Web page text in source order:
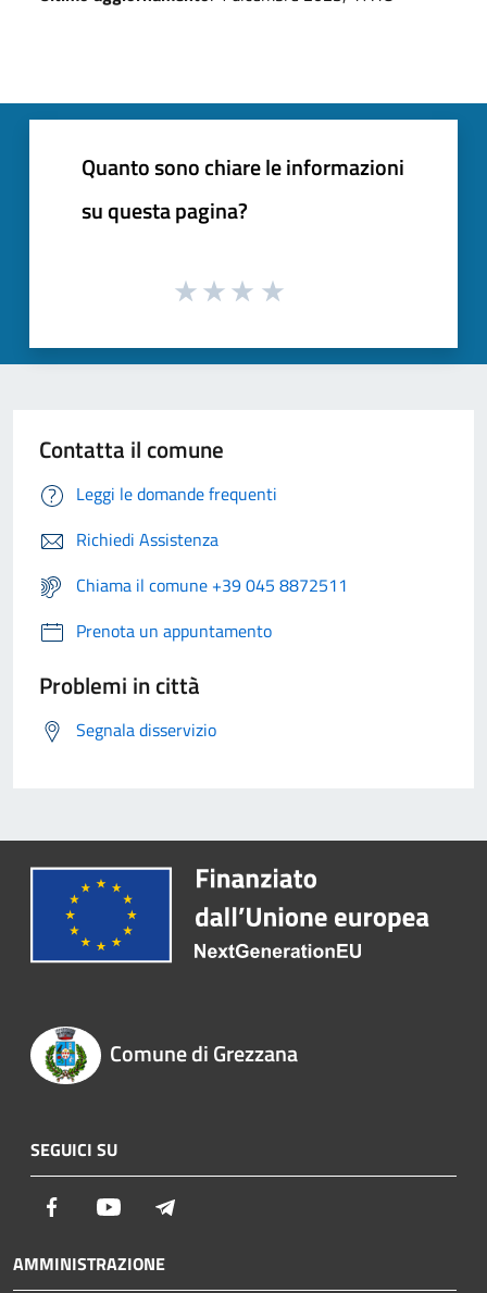
Quanto sono chiare le informazioni
su questa pagina?
Contatta il comune
Leggi le domande frequenti
Richiedi Assistenza
Chiama il comune +39 045 8872511
Prenota un appuntamento
Problemi in città
Segnala disservizio
Comune di Grezzana
SEGUICI SU
Facebook Youtube
AMMINISTRAZIONE